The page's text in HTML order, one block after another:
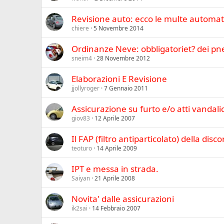
Revisione auto: ecco le multe
chiere 5 Novembre 2014
Ordinanze Neve: obbligatoriet? dei
sneim4 28 Novembre 2012
Elaborazioni E Revisione
jjollyroger 7 Gennaio 2011
Assicurazione su furto e/o atti
giov83 12 Aprile 2007
Il FAP (filtro antiparticolato) della
teoturo 14 Aprile 2009
IPT e messa in strada.
Saiyan 21 Aprile 2008
Novita' dalle assicurazioni
ik2sai 14 Febbraio 2007